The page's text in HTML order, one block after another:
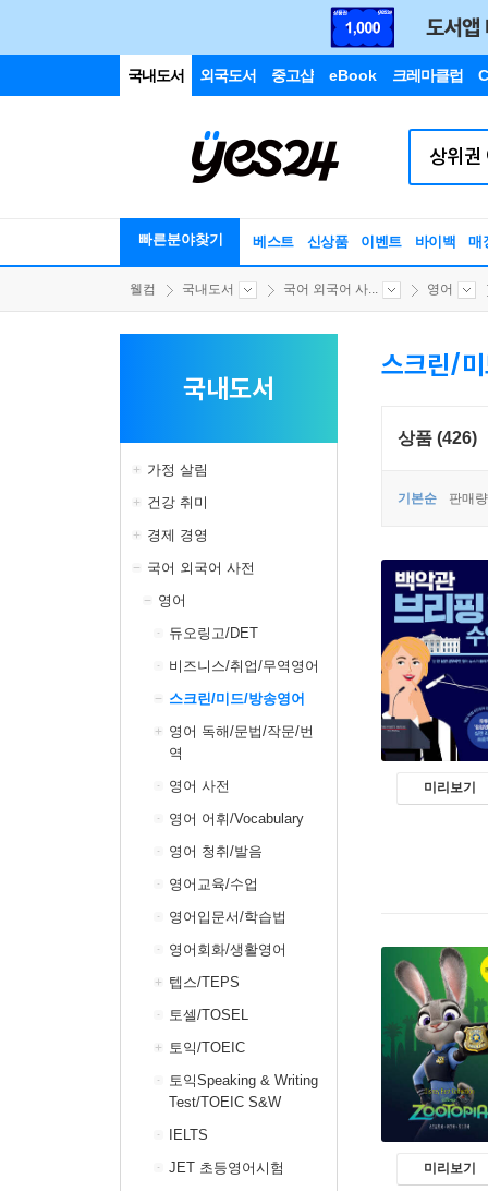
국내도서 외국도서 중고샵 eBook 크레마클럽
빠른분야찾기 베스트 신상품 이벤트 바이백 매
웰컴 국내도서 국어 외국어 사... 영어
국내도서
가정 살림
건강 취미
경제 경영
국어 외국어 사전
영어
듀오링고/DET
비즈니스/취업/무역영어
스크린/미드/방송영어
영어 독해/문법/작문/번
역
영어 사전
영어 어휘/Vocabulary
영어 청취/발음
영어교육/수업
영어입문서/학습법
영어회화/생활영어
텝스/TEPS
토셀/TOSEL
토익/TOEIC
토익Speaking & Writing
Test/TOEIC S&W
IELTS
JET 초등영어시험
스크린/
상품 (426)
기본순 판매
미리보기
미리보기